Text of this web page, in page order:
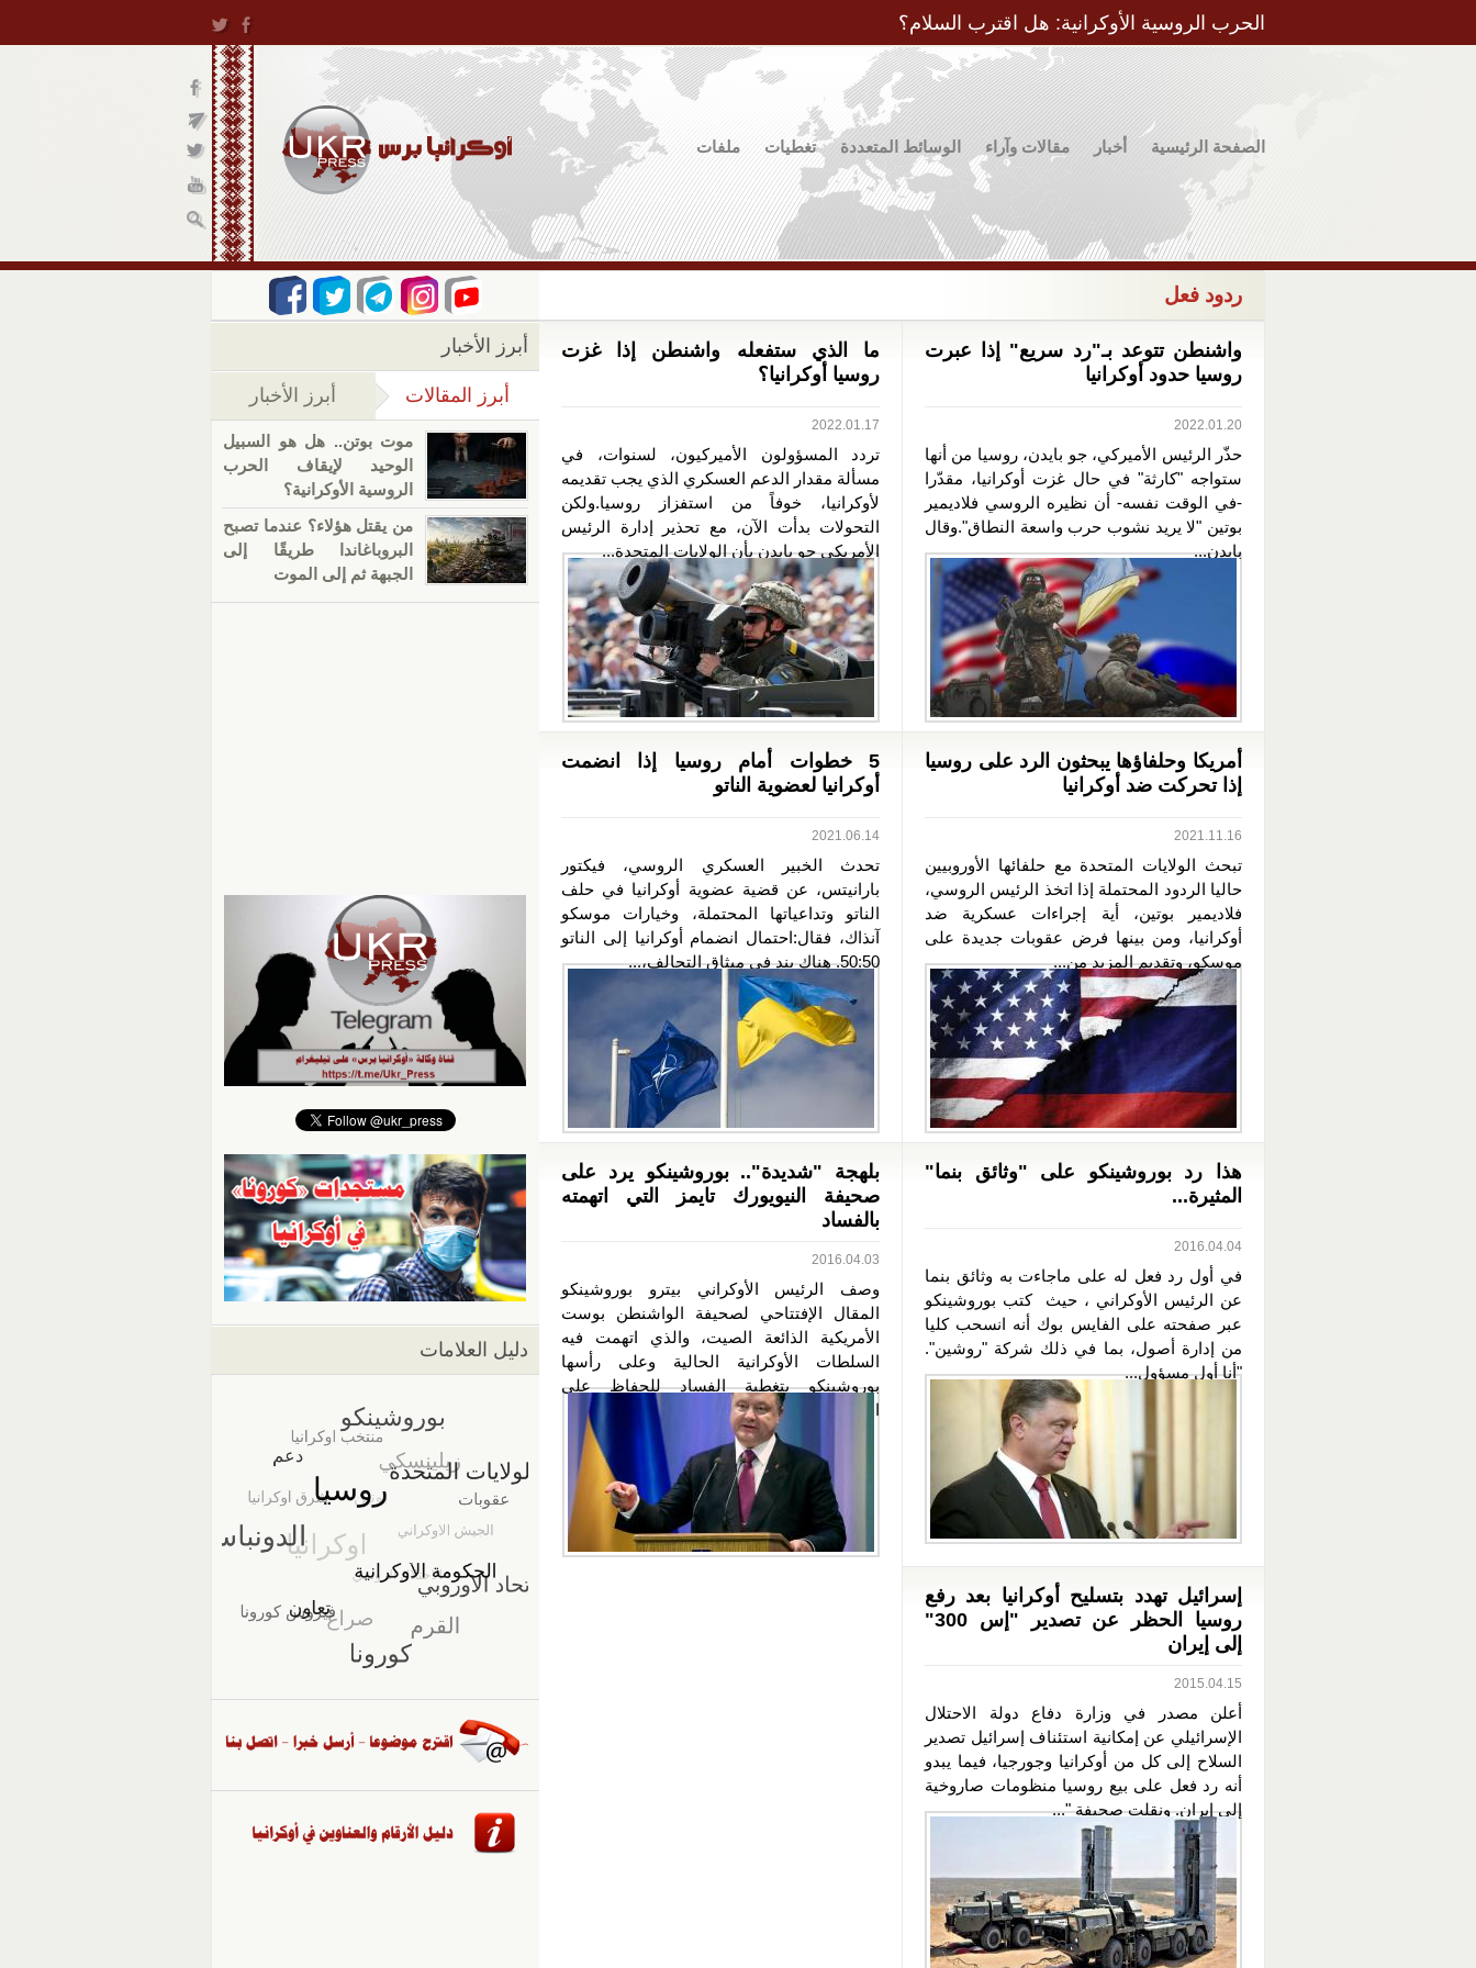
الحرب الروسية الأوكرانية: هل اقترب السلام؟
الصفحة الرئيسية أخبار مقالات وآراء الوسائط المتعددة تغطيات ملفات
ردود فعل
واشنطن تتوعد بـ"رد سريع" إذا عبرت
روسيا حدود أوكرانيا
2022.01.20
حذّر الرئيس الأميركي، جو بايدن، روسيا من أنها
ستواجه "كارثة" في حال غزت أوكرانيا، مقدّرا
-في الوقت نفسه- أن نظيره الروسي فلاديمير
بوتين "لا يريد نشوب حرب واسعة النطاق".وقال
بايدن...
ما الذي ستفعله واشنطن إذا غزت
روسيا أوكرانيا؟
2022.01.17
تردد المسؤولون الأميركيون، لسنوات، في
مسألة مقدار الدعم العسكري الذي يجب تقديمه
لأوكرانيا، خوفاً من استفزاز روسيا.ولكن
التحولات بدأت الآن، مع تحذير إدارة الرئيس
الأمريكي جو بايدن بأن الولايات المتحدة...
أمريكا وحلفاؤها يبحثون الرد على روسيا
إذا تحركت ضد أوكرانيا
2021.11.16
تبحث الولايات المتحدة مع حلفائها الأوروبيين
حاليا الردود المحتملة إذا اتخذ الرئيس الروسي،
فلاديمير بوتين، أية إجراءات عسكرية ضد
أوكرانيا، ومن بينها فرض عقوبات جديدة على
موسكو، وتقديم المزيد من...
5 خطوات أمام روسيا إذا انضمت
أوكرانيا لعضوية الناتو
2021.06.14
تحدث الخبير العسكري الروسي، فيكتور
بارانيتس، عن قضية عضوية أوكرانيا في حلف
الناتو وتداعياتها المحتملة، وخيارات موسكو
آنذاك، فقال:احتمال انضمام أوكرانيا إلى الناتو
50:50. هناك بند في ميثاق التحالف،...
هذا رد بوروشينكو على "وثائق بنما"
المثيرة...
2016.04.04
في أول رد فعل له على ماجاءت به وثائق بنما
عن الرئيس الأوكراني ، حيث كتب بوروشينكو
عبر صفحته على الفايس بوك أنه انسحب كليا
من إدارة أصول، بما في ذلك شركة "روشين".
"أنا أول مسؤول...
بلهجة "شديدة".. بوروشينكو يرد على
صحيفة النيويورك تايمز التي اتهمته
بالفساد
2016.04.03
وصف الرئيس الأوكراني بيترو بوروشينكو
المقال الإفتتاحي لصحيفة الواشنطن بوست
الأمريكية الذائعة الصيت، والذي اتهمت فيه
السلطات الأوكرانية الحالية وعلى رأسها
بوروشينكو بتغطية الفساد للحفاظ على
امكانية...
إسرائيل تهدد بتسليح أوكرانيا بعد رفع
روسيا الحظر عن تصدير "إس 300"
إلى إيران
2015.04.15
أعلن مصدر في وزارة دفاع دولة الاحتلال
الإسرائيلي عن إمكانية استئناف إسرائيل تصدير
السلاح إلى كل من أوكرانيا وجورجيا، فيما يبدو
أنه رد فعل على بيع روسيا منظومات صاروخية
إلى إيران. ونقلت صحيفة "...
أبرز الأخبار
أبرز المقالات (علامة التبويب النشطة)
أبرز الأخبار
موت بوتن.. هل هو السبيل
الوحيد لإيقاف الحرب
الروسية الأوكرانية؟
من يقتل هؤلاء؟ عندما تصبح
البروباغاندا طريقًا إلى
الجبهة ثم إلى الموت
دليل العلامات